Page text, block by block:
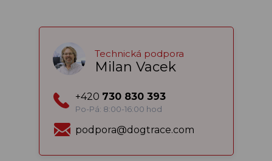
Technická podpora
Milan Vacek
+420 730 830 393
Po-Pá: 8:00-16:00 hod
podpora@dogtrace.com